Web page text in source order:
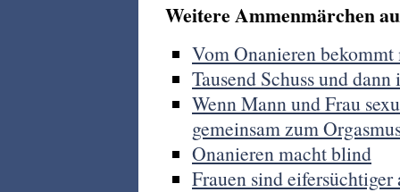
Weitere Ammenmärchen
Vom Onanieren
Tausend Schuss und dann
Wenn Mann und Frau
gemeinsam zum
Onanieren macht blind
Frauen sind eifersüchtiger